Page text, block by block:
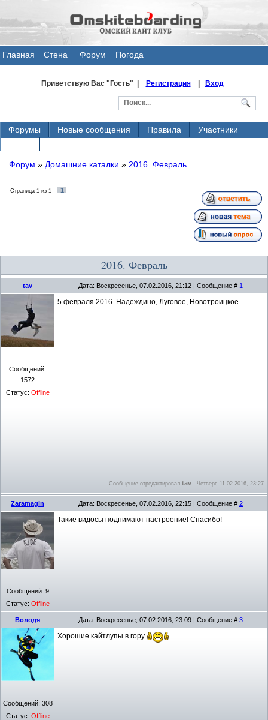
Главная
Стена
Форум Погода
Приветствую Вас"Гость" | Регистрация| Вход
Форумы Новые сообщения Правила
Участники
Форум » Домашние каталки » 2016. Февраль
Страница 1 из 1 1
2016. Февраль
tav Дата: Воскресенье, 07.02.2016, 21:12 | Сообщение # 1
Сообщений:
1572
Статус: Offline
5 февраля 2016. Надеждино, Луговое, Новотроицкое.
Сообщение отредактировал tav - Четверг, 11.02.2016, 23:27
Zaramagin Дата: Воскресенье, 07.02.2016, 22:15 | Сообщение # 2
Сообщений: 9
Статус: Offline
Такие видосы поднимают настроение! Спасибо!
Володя Дата: Воскресенье, 07.02.2016, 23:09 | Сообщение # 3
Сообщений: 308
Статус: Offline
Хорошие кайтлупы в гору